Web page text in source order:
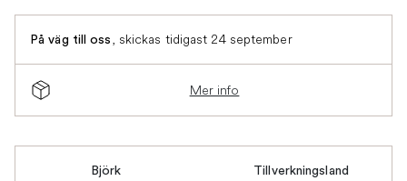
På väg till oss , skickas tidigast 24 september
Mer info
Björk Tillverkningsland